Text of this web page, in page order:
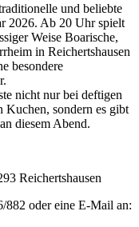
und beliebte
2026. Ab 20 Uhr spielt
Weise Boarische,
in Reichertshausen
besondere
nicht nur bei deftigen
Kuchen, sondern es gibt
an diesem Abend.
Reichertshausen
882 oder eine E-Mail an: